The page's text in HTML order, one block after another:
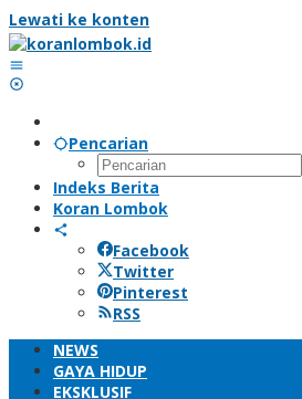
Lewati ke konten
Pencarian
Indeks Berita
Koran Lombok
Facebook
Twitter
Pinterest
RSS
NEWS
GAYA HIDUP
EKSKLUSIF